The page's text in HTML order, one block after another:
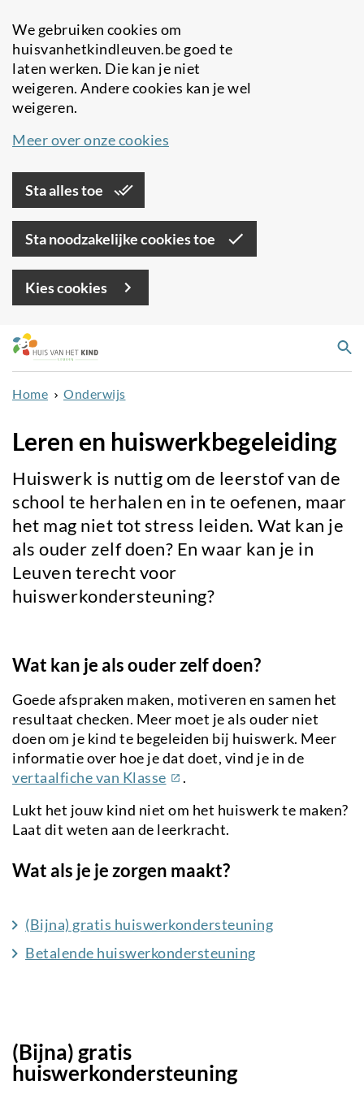
We gebruiken cookies om
huisvanhetkindleuven.be goed te
laten werken. Die kan je niet
weigeren. Andere cookies kan je wel
weigeren.
Meer over onze cookies
Sta alles toe
Sta noodzakelijke cookies toe
Kies cookies
Overslaan
en
naar
de
gaan
Home Onderwijs
Leren en huiswerkbegeleiding
Huiswerk is nuttig om de leerstof van de
school te herhalen en in te oefenen, maar
het mag niet tot stress leiden. Wat kan je
als ouder zelf doen? En waar kan je in
Leuven terecht voor
huiswerkondersteuning?
Wat kan je als ouder zelf doen?
Goede afspraken maken, motiveren en samen het
resultaat checken. Meer moet je als ouder niet
doen om je kind te begeleiden bij huiswerk. Meer
informatie over hoe je dat doet, vind je in de
vertaalfiche van Klasse(externe
.
Lukt het jouw kind niet om het huiswerk te maken?
Laat dit weten aan de leerkracht.
Wat als je je zorgen maakt?
(Bijna) gratis huiswerkondersteuning
Betalende huiswerkondersteuning
(Bijna) gratis
huiswerkondersteuning